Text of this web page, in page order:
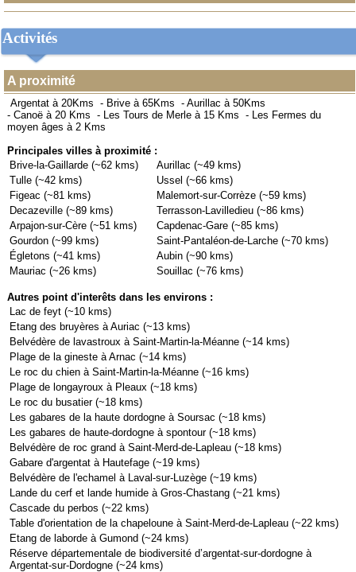
Activités
A proximité
Argentat à 20Kms - Brive à 65Kms - Aurillac à 50Kms
- Canoë à 20 Kms - Les Tours de Merle à 15 Kms - Les Fermes du
moyen âges à 2 Kms
Principales villes à proximité :
Brive-la-Gaillarde (~62 kms)
Aurillac (~49 kms)
Tulle (~42 kms)
Ussel (~66 kms)
Figeac (~81 kms)
Malemort-sur-Corrèze (~59 kms)
Decazeville (~89 kms)
Terrasson-Lavilledieu (~86 kms)
Arpajon-sur-Cère (~51 kms)
Capdenac-Gare (~85 kms)
Gourdon (~99 kms)
Saint-Pantaléon-de-Larche (~70 kms)
Égletons (~41 kms)
Aubin (~90 kms)
Mauriac (~26 kms)
Souillac (~76 kms)
Autres point d'interêts dans les environs :
Lac de feyt (~10 kms)
Etang des bruyères à Auriac (~13 kms)
Belvédère de lavastroux à Saint-Martin-la-Méanne (~14 kms)
Plage de la gineste à Arnac (~14 kms)
Le roc du chien à Saint-Martin-la-Méanne (~16 kms)
Plage de longayroux à Pleaux (~18 kms)
Le roc du busatier (~18 kms)
Les gabares de la haute dordogne à Soursac (~18 kms)
Les gabares de haute-dordogne à spontour (~18 kms)
Belvédère de roc grand à Saint-Merd-de-Lapleau (~18 kms)
Gabare d'argentat à Hautefage (~19 kms)
Belvédère de l'echamel à Laval-sur-Luzège (~19 kms)
Lande du cerf et lande humide à Gros-Chastang (~21 kms)
Cascade du perbos (~22 kms)
Table d'orientation de la chapeloune à Saint-Merd-de-Lapleau (~22 kms)
Etang de laborde à Gumond (~24 kms)
Réserve départementale de biodiversité d’argentat-sur-dordogne à
Argentat-sur-Dordogne (~24 kms)